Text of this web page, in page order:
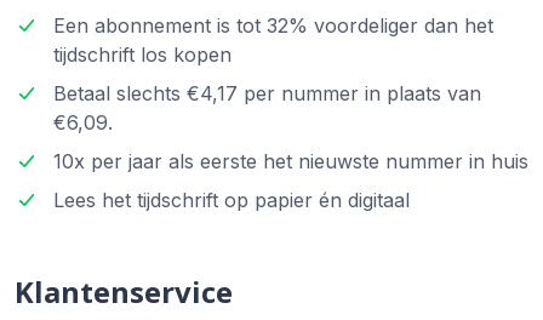
Een abonnement is tot 32% voordeliger dan het
tijdschrift los kopen
Betaal slechts €4,17 per nummer in plaats van
€6,09.
10x per jaar als eerste het nieuwste nummer in huis
Lees het tijdschrift op papier én digitaal
Klantenservice